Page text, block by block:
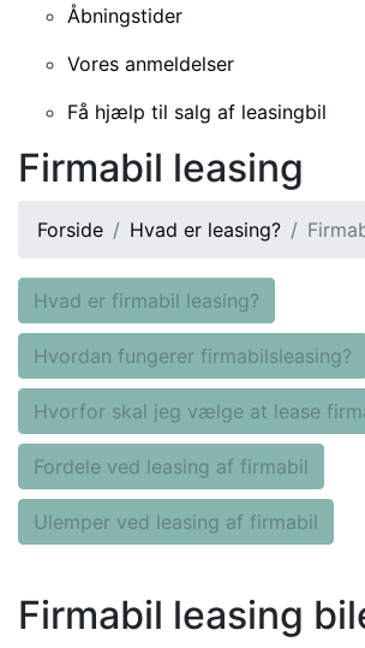
Åbningstider
Vores anmeldelser
Få hjælp til salg af leasingbil
Firmabil leasing
Forside Hvad er leasing?
Hvad er firmabil leasing?
Hvordan fungerer firmabilsleasing?
Hvorfor skal jeg vælge at lease
Fordele ved leasing af firmabil
Ulemper ved leasing af firmabil
Firmabil leasing